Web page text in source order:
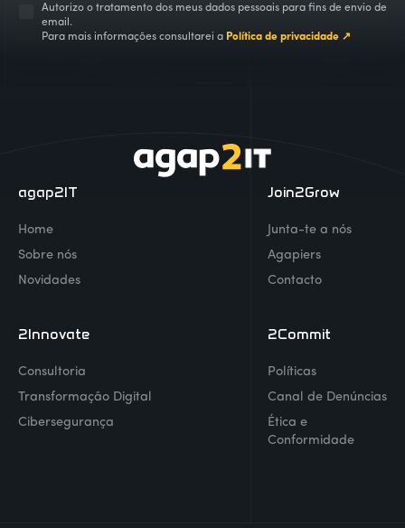
Autorizo o tratamento dos meus dados pessoais para fins de envio de
email.
Para mais informações consultarei a Política de privacidade ↗
agap2IT
Home
Sobre nós
Novidades
Join2Grow
Junta-te a nós
Agapiers
Contacto
2Innovate
Consultoria
Transformação Digital
Cibersegurança
2Commit
Políticas
Canal de Denúncias
Ética e
Conformidade